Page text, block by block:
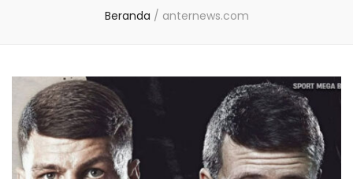
Beranda / anternews.com